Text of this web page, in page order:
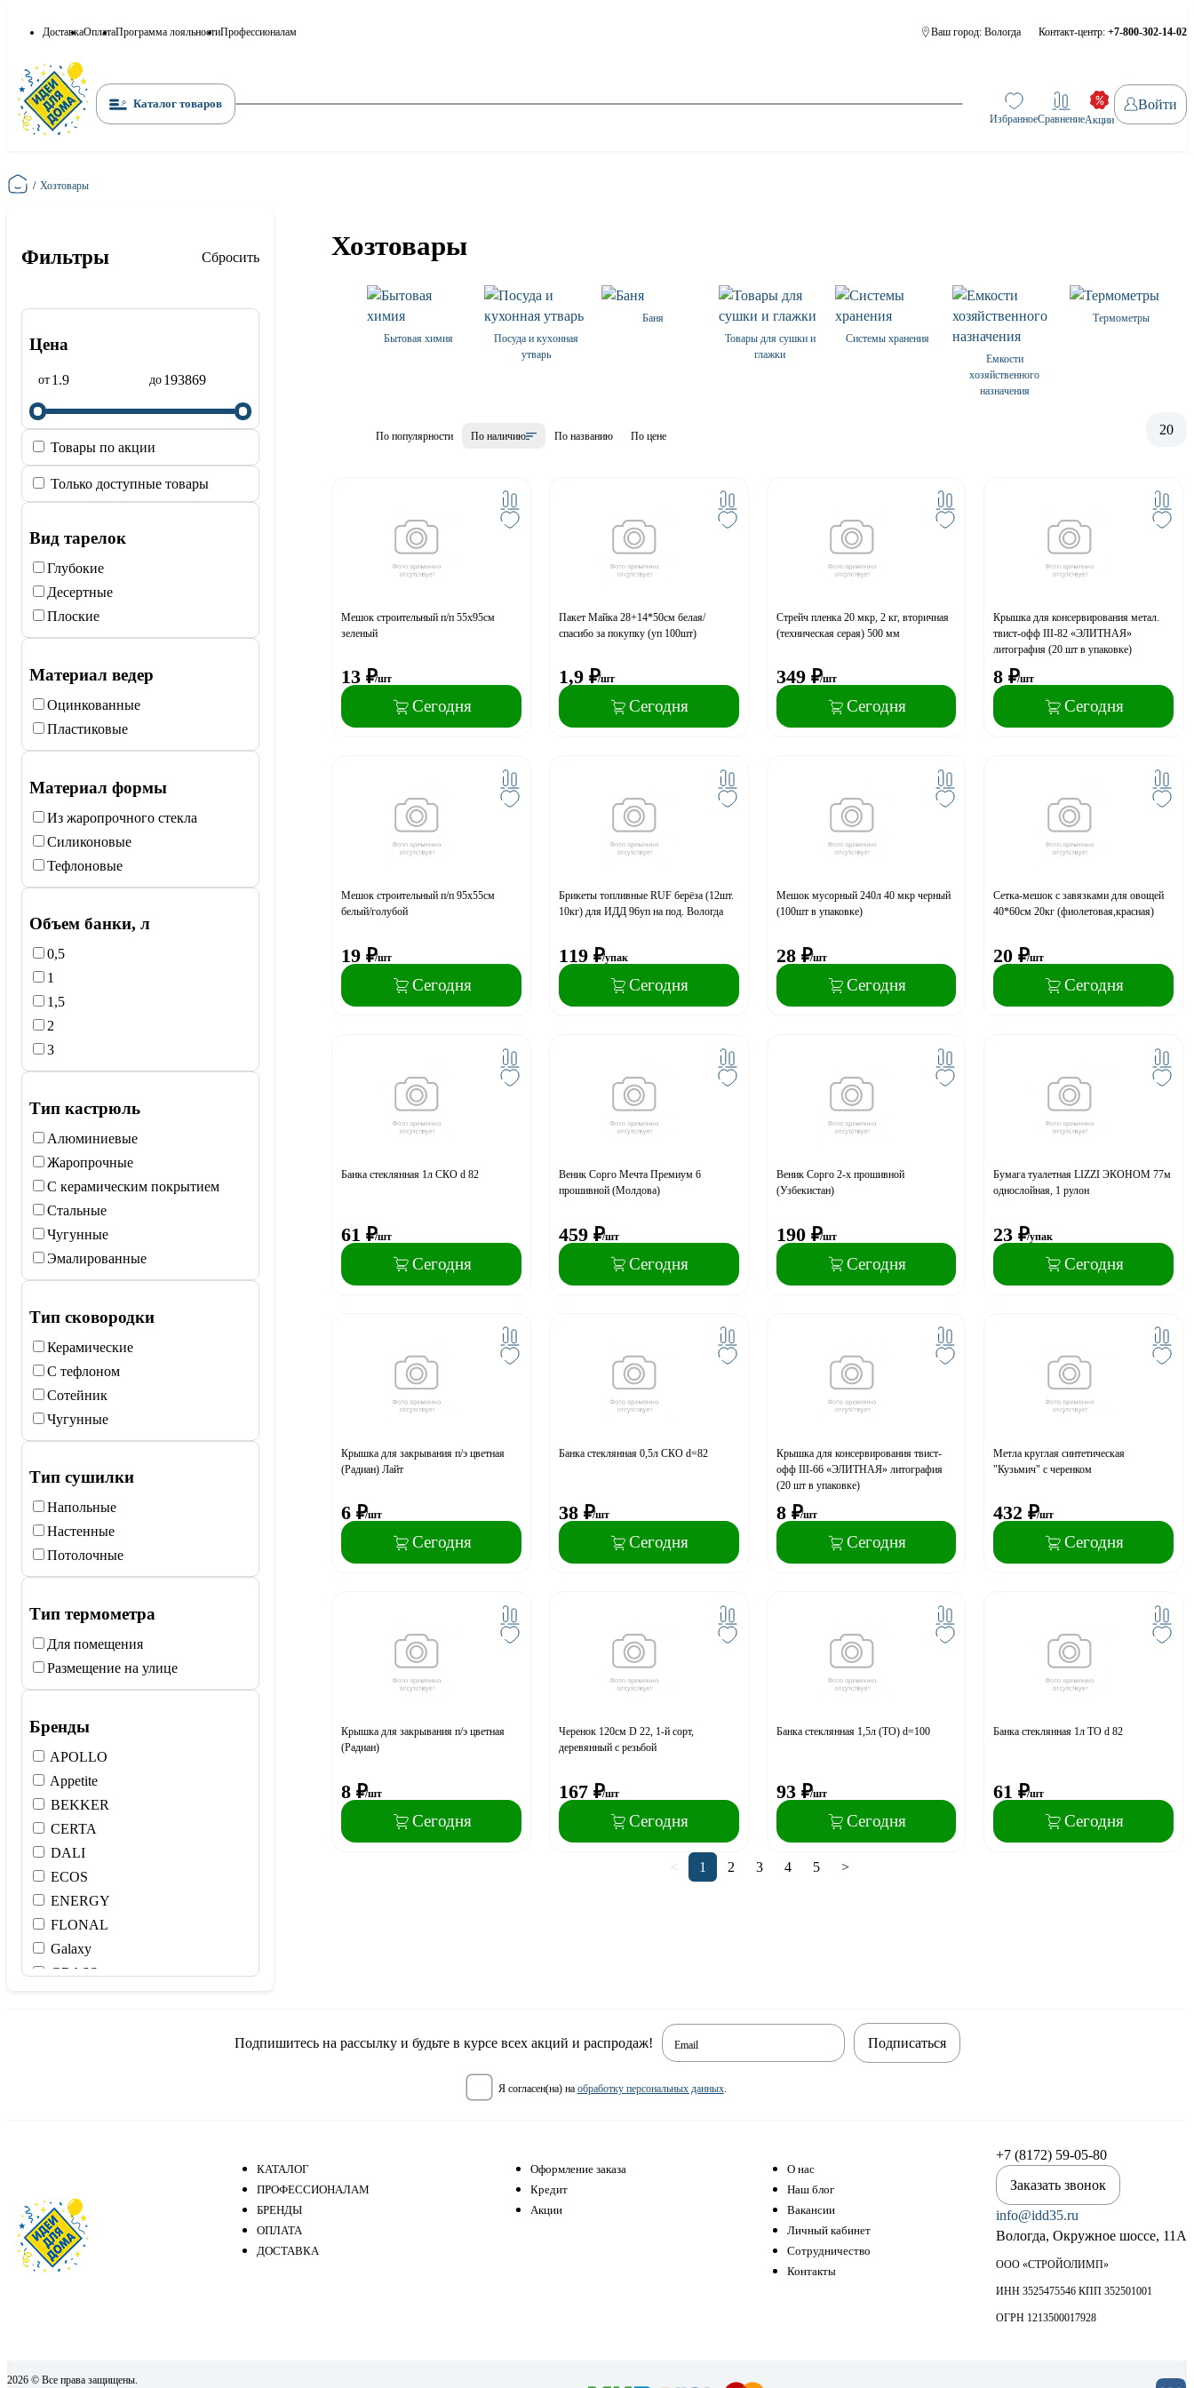
ДоставкаОплатаПрограмма лояльностиПрофессионалам Ваш город: Вологда Контакт-центр: +7-800-302-14-02
Каталог товаров
ИзбранноеСравнениеАкции
Войти
Главная
/ Хозтовары
Фильтры Сбросить
Цена
от до
Товары по акции
Только доступные товары
Вид тарелок
Глубокие
Десертные
Плоские
Материал ведер
Оцинкованные
Пластиковые
Материал формы
Из жаропрочного стекла
Силиконовые
Тефлоновые
Объем банки, л
0,5
1
1,5
2
3
Тип кастрюль
Алюминиевые
Жаропрочные
С керамическим покрытием
Стальные
Чугунные
Эмалированные
Тип сковородки
Керамические
С тефлоном
Сотейник
Чугунные
Тип сушилки
Напольные
Настенные
Потолочные
Тип термометра
Для помещения
Размещение на улице
Бренды
APOLLO
Appetite
BEKKER
CERTA
DALI
ECOS
ENERGY
FLONAL
Galaxy
GRASS
Luminarc
LUPMEX
M-Group
Porta Potti
Хозтовары
Бытовая химия
Посуда и кухонная
утварь
Баня
Товары для сушки и
глажки
Системы хранения
Емкости
хозяйственного
назначения
Термометры
По популярности По наличию По названию По цене 20
Мешок строительный п/п 55х95см
зеленый
13 ₽/шт
Сегодня
Пакет Майка 28+14*50см белая/
спасибо за покупку (уп 100шт)
1,9 ₽/шт
Сегодня
Стрейч пленка 20 мкр, 2 кг, вторичная
(техническая серая) 500 мм
349 ₽/шт
Сегодня
Крышка для консервирования метал.
твист-офф III-82 «ЭЛИТНАЯ»
литография (20 шт в упаковке)
8 ₽/шт
Сегодня
Мешок строительный п/п 95х55см
белый/голубой
19 ₽/шт
Сегодня
Брикеты топливные RUF берёза (12шт.
10кг) для ИДД 96уп на под. Вологда
119 ₽/упак
Сегодня
Мешок мусорный 240л 40 мкр черный
(100шт в упаковке)
28 ₽/шт
Сегодня
Сетка-мешок с завязками для овощей
40*60см 20кг (фиолетовая,красная)
20 ₽/шт
Сегодня
Банка стеклянная 1л СКО d 82
61 ₽/шт
Сегодня
Веник Сорго Мечта Премиум 6
прошивной (Молдова)
459 ₽/шт
Сегодня
Веник Сорго 2-х прошивной
(Узбекистан)
190 ₽/шт
Сегодня
Бумага туалетная LIZZI ЭКОHОМ 77м
однослойная, 1 рулон
23 ₽/упак
Сегодня
Крышка для закрывания п/э цветная
(Радиан) Лайт
6 ₽/шт
Сегодня
Банка стеклянная 0,5л СКО d=82
38 ₽/шт
Сегодня
Крышка для консервирования твист-
офф III-66 «ЭЛИТНАЯ» литография
(20 шт в упаковке)
8 ₽/шт
Сегодня
Метла круглая синтетическая
"Кузьмич" с черенком
432 ₽/шт
Сегодня
Крышка для закрывания п/э цветная
(Радиан)
8 ₽/шт
Сегодня
Черенок 120см D 22, 1-й сорт,
деревянный с резьбой
167 ₽/шт
Сегодня
Банка стеклянная 1,5л (ТО) d=100
93 ₽/шт
Сегодня
Банка стеклянная 1л ТО d 82
61 ₽/шт
Сегодня
< 1 2 3 4 5 >
Подпишитесь на рассылку и будьте в курсе всех акций и распродаж! Email
я согласен(на) на обработку персональных данных.
Подписаться
КАТАЛОГ
ПРОФЕССИОНАЛАМ
БРЕНДЫ
ОПЛАТА
ДОСТАВКА
Оформление заказа
Кредит
Акции
О нас
Наш блог
Вакансии
Личный кабинет
Сотрудничество
Контакты
+7 (8172) 59-05-80
Заказать звонок
info@idd35.ru
Вологда, Окружное шоссе, 11А
ООО «СТРОЙОЛИМП»
ИНН 3525475546 КПП 352501001
ОГРН 1213500017928
2026 © Все права защищены.